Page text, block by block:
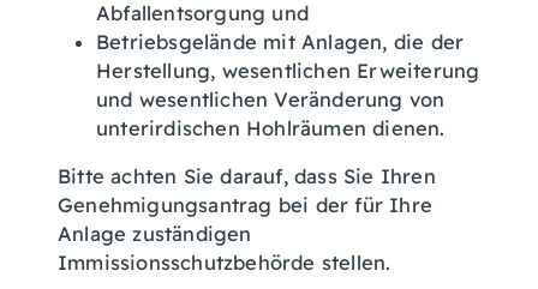
Abfallentsorgung und
Betriebsgelände mit Anlagen, die der
Herstellung, wesentlichen Erweiterung
und wesentlichen Veränderung von
unterirdischen Hohlräumen dienen.
Bitte achten Sie darauf, dass Sie Ihren
Genehmigungsantrag bei der für Ihre
Anlage zuständigen
Immissionsschutzbehörde stellen.